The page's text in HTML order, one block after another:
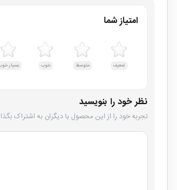
امتیاز شما
ضعیف متوسط خوب بسیار
نظر خود را بنویسید
تجربه خود را از این محصول با دیگران به اشتراک